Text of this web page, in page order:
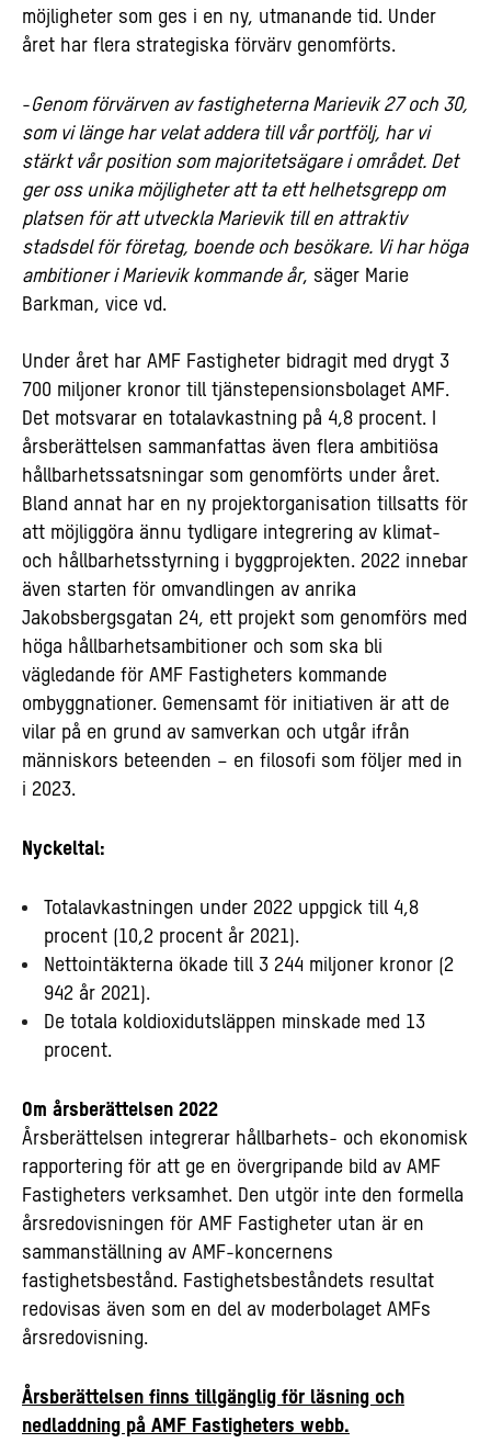
möjligheter som ges i en ny, utmanande tid. Under
året har flera strategiska förvärv genomförts.
-Genom förvärven av fastigheterna Marievik 27 och 30,
som vi länge har velat addera till vår portfölj, har vi
stärkt vår position som majoritetsägare i området. Det
ger oss unika möjligheter att ta ett helhetsgrepp om
platsen för att utveckla Marievik till en attraktiv
stadsdel för företag, boende och besökare. Vi har höga
ambitioner i Marievik kommande år, säger Marie
Barkman, vice vd.
Under året har AMF Fastigheter bidragit med drygt 3
700 miljoner kronor till tjänstepensionsbolaget AMF.
Det motsvarar en totalavkastning på 4,8 procent. I
årsberättelsen sammanfattas även flera ambitiösa
hållbarhetssatsningar som genomförts under året.
Bland annat har en ny projektorganisation tillsatts för
att möjliggöra ännu tydligare integrering av klimat-
och hållbarhetsstyrning i byggprojekten. 2022 innebar
även starten för omvandlingen av anrika
Jakobsbergsgatan 24, ett projekt som genomförs med
höga hållbarhetsambitioner och som ska bli
vägledande för AMF Fastigheters kommande
ombyggnationer. Gemensamt för initiativen är att de
vilar på en grund av samverkan och utgår ifrån
människors beteenden – en filosofi som följer med in
i 2023.
Nyckeltal:
Totalavkastningen under 2022 uppgick till 4,8
procent (10,2 procent år 2021).
Nettointäkterna ökade till 3 244 miljoner kronor (2
942 år 2021).
De totala koldioxidutsläppen minskade med 13
procent.
Om årsberättelsen 2022
Årsberättelsen integrerar hållbarhets- och ekonomisk
rapportering för att ge en övergripande bild av AMF
Fastigheters verksamhet. Den utgör inte den formella
årsredovisningen för AMF Fastigheter utan är en
sammanställning av AMF-koncernens
fastighetsbestånd. Fastighetsbeståndets resultat
redovisas även som en del av moderbolaget AMFs
årsredovisning.
Årsberättelsen finns tillgänglig för läsning och
nedladdning på AMF Fastigheters webb.